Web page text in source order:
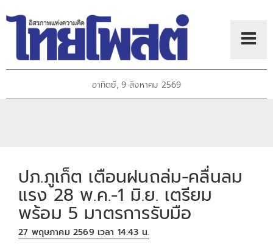
อาทิตย์, 9 สิงหาคม 2569
ปภ.ภูเก็ต เตือนฝนถล่ม-คลื่นลม
แรง 28 พ.ค.-1 มิ.ย. เตรียม
พร้อม 5 มาตรการรับมือ
27 พฤษภาคม 2569 เวลา 14:43 น.